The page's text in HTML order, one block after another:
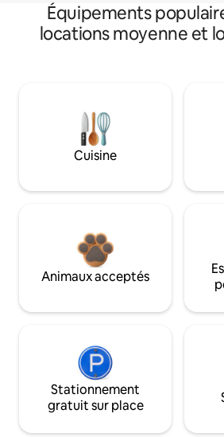
Équipements
locations moyenne et
Cuisine
Animaux acceptés
Stationnement
gratuit sur place